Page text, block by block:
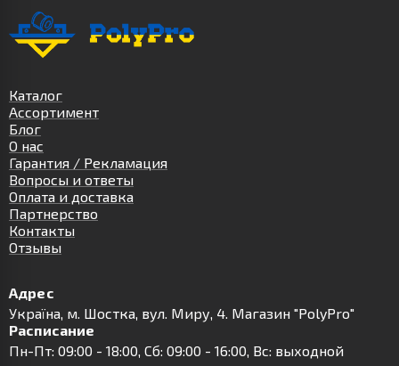
Каталог
Ассортимент
Блог
О нас
Гарантия / Рекламация
Вопросы и ответы
Оплата и доставка
Партнерство
Контакты
Отзывы
Адрес
Українa, м. Шостка, вул. Миру, 4. Магазин "PolyPro"
Расписание
Пн-Пт: 09:00 - 18:00, Сб: 09:00 - 16:00, Вс: выходной